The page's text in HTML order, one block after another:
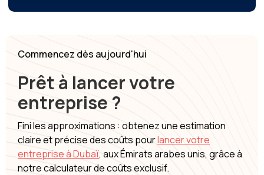
Commencez dès aujourd'hui
Prêt à lancer votre
entreprise ?
Fini les approximations : obtenez une estimation
claire et précise des coûts pourlancer votre
entreprise à Dubaï, aux Émirats arabes unis, grâce à
notre calculateur de coûts exclusif.